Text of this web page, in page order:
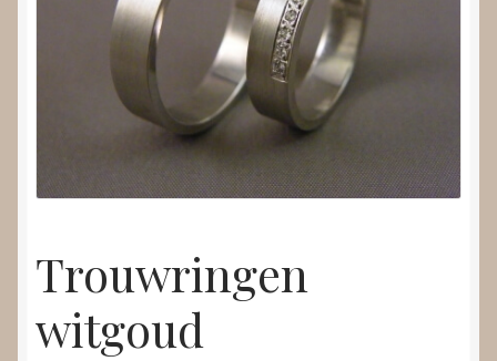
Submenu
uitvouwen
Trouwringen
witgoud